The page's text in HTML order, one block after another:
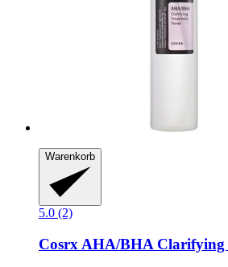
Warenkorb
5.0 (2)
Cosrx AHA/BHA Clarifying